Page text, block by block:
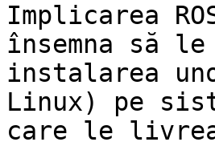
Implicarea
însemna să le
instalarea
Linux) pe
care le